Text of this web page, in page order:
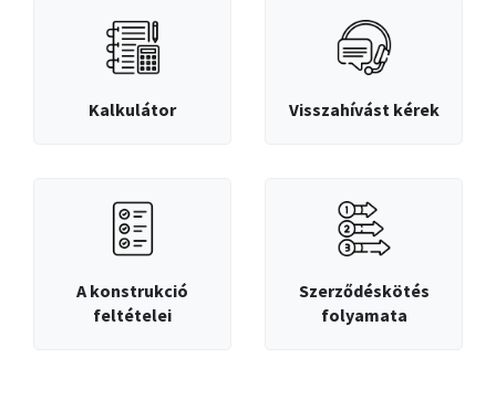
Kalkulátor Visszahívást kérek
A konstrukció
feltételei
Szerződéskötés
folyamata